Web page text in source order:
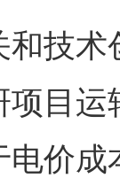
术
目
价